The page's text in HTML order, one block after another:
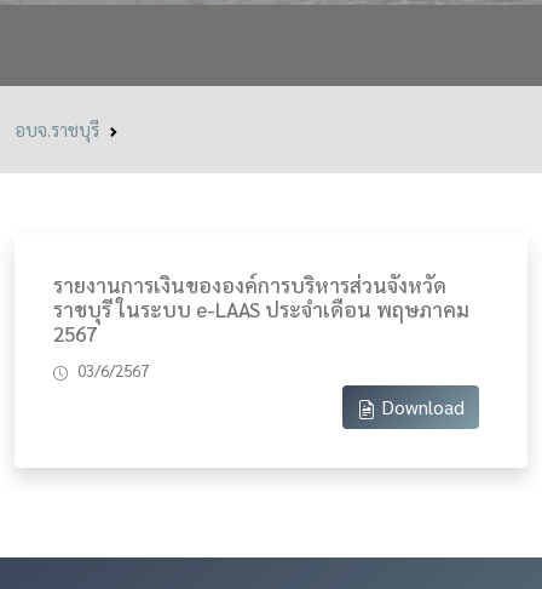
อบจ.ราชบุรี
รายงานการเงินขององค์การบริหารส่วนจังหวัด
ราชบุรี ในระบบ e-LAAS ประจำเดือน พฤษภาคม
2567
03/6/2567
Download